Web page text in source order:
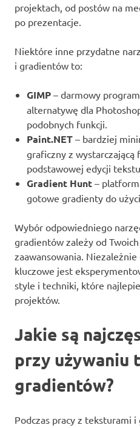
projektach, od postów na
po prezentacje.
Niektóre inne przydatne
i gradientów to:
GIMP – darmowy
alternatywę dla
podobnych funkcji.
Paint.NET – bardziej
graficzny z wystarczającą
podstawowej edycji
Gradient Hunt –
gotowe gradienty do
Wybór odpowiedniego
gradientów zależy od
zaawansowania.
kluczowe jest
style i techniki, które
projektów.
Jakie są
przy używaniu
gradientów?
Podczas pracy z teksturami